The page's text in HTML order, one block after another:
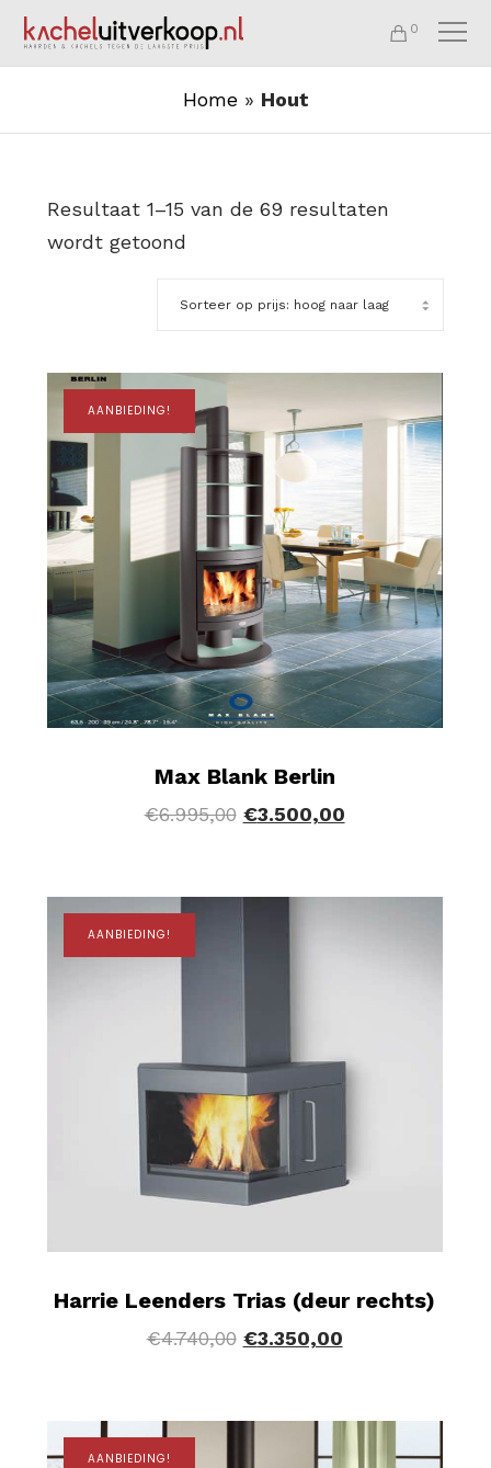
0
Home» Hout
Resultaat 1–15 van de 69 resultaten
wordt getoond
AANBIEDING!
Max Blank Berlin
€6.995,00 €3.500,00
AANBIEDING!
Harrie Leenders Trias (deur rechts)
€4.740,00 €3.350,00
AANBIEDING!